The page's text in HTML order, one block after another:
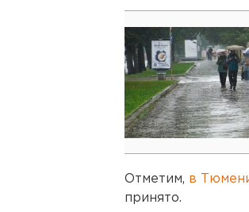
Отметим, в
принято.